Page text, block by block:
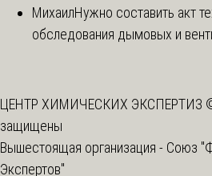
МихаилНужно составить акт
обследования дымовых и
ЦЕНТР ХИМИЧЕСКИХ ЭКСПЕРТИЗ ©
защищены
Вышестоящая организация - Союз
Экспертов"